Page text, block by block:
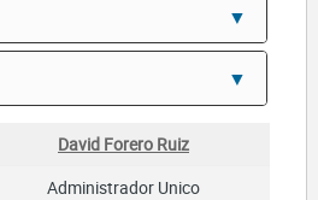
David Forero Ruiz
Administrador Unico